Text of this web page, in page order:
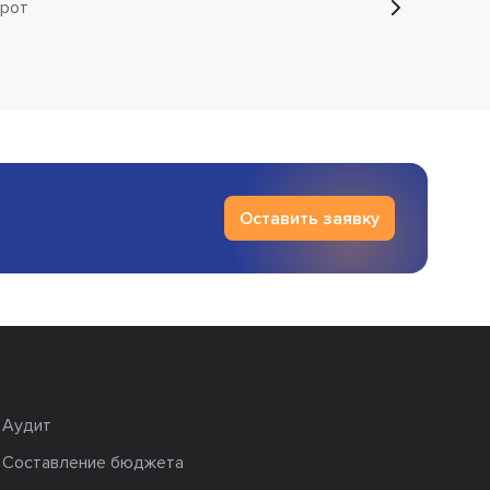
Оставить заявку
Аудит
Составление бюджета